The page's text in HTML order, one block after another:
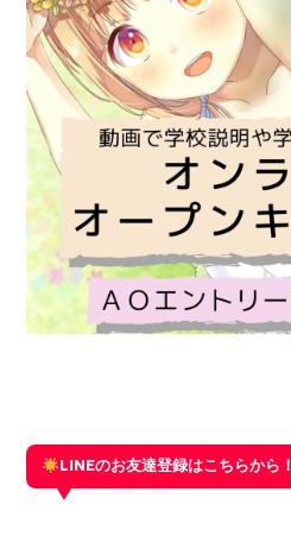
LINEのお友達登録はこちらから！